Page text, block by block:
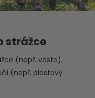
strážce
(např. vesta),
(např. plastový